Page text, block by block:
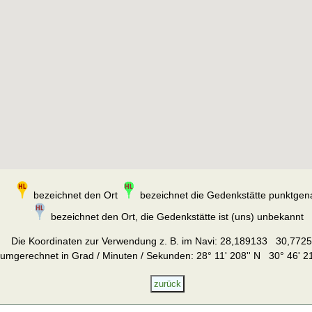
bezeichnet den Ort
bezeichnet die Gedenkstätte
bezeichnet den Ort, die Gedenkstätte ist (uns) unbekannt
Die Koordinaten zur Verwendung z. B. im Navi: 28,189133
umgerechnet in Grad / Minuten / Sekunden: 28° 11' 208'' N 30° 46'